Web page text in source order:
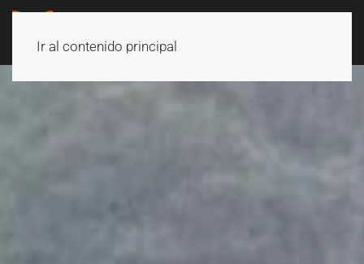
Ir al contenido principal